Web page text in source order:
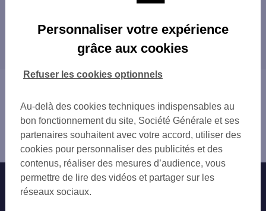
SAINT ESTEVE
PERPIGNAN ARCADES
CABESTANY
ELNE
SAINT CYPRIEN PORT
ST LAURENT SALANQUE
Les agences SG dans les villes à proximité
PERPIGNAN
Thuir
Nos engagements Nous contacter
Personnaliser votre expérience
grâce aux cookies
Au-delà des cookies techniques indispensables au
bon fonctionnement du site, Société Générale et ses
partenaires souhaitent avec votre accord, utiliser des
cookies pour personnaliser des publicités et des
contenus, réaliser des mesures d’audience, vous
permettre de lire des vidéos et partager sur les
réseaux sociaux.
Refuser les cookies optionnels